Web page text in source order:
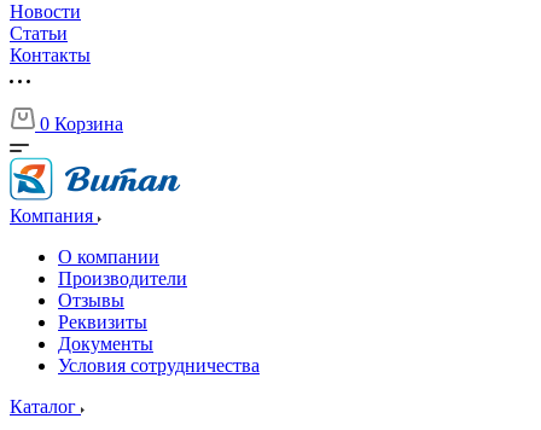
Новости
Статьи
Контакты
0 Корзина
Компания
О компании
Производители
Отзывы
Реквизиты
Документы
Условия сотрудничества
Каталог